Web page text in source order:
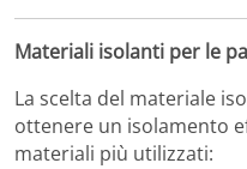
Materiali isolanti per le
La scelta del materiale
ottenere un isolamento
materiali più utilizzati: